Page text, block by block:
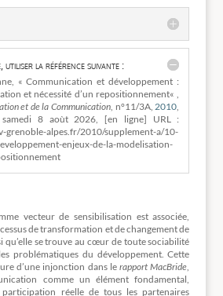
la référence suivante :
« Communication et développement :
et nécessité d’un repositionnement« ,
et de la Communication , n°11/3A, 2010
samedi 8 aoùt 2026, [en ligne] URL :
grenoble-alpes.fr/2010/supplement-a/10-
enjeux-de-la-modelisation-
vecteur de sensibilisation est associée,
de transformation et de changement de
qu’elle se trouve au cœur de toute sociabilité
problématiques du développement. Cette
d’une injonction dans lerapport MacBride
comme un élément fondamental,
réelle de tous les partenaires